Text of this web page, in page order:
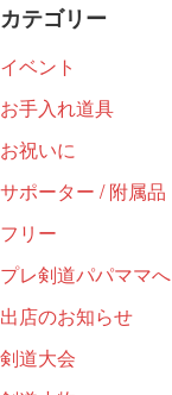
カテゴリー
イベント
お手入れ道具
お祝いに
サポーター / 附属品
フリー
プレ剣道パパママへ
出店のお知らせ
剣道大会